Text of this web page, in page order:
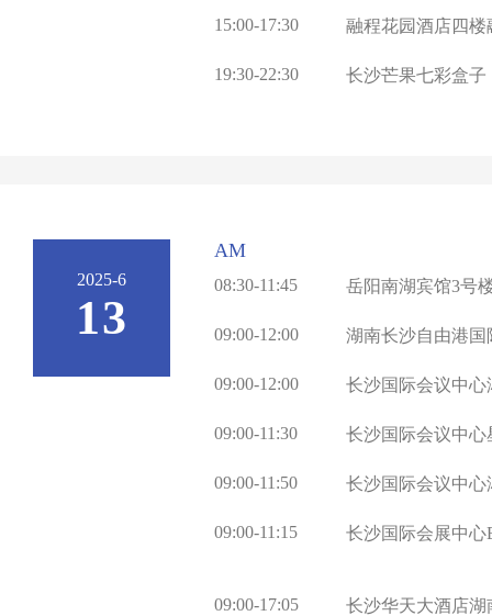
15:00-17:30 融程花园酒店四楼
19:30-22:30 长沙芒果七彩盒子
2025-6
13
AM
08:30-11:45 岳阳南湖宾馆3号
09:00-12:00 湖南长沙自由港国
09:00-12:00 长沙国际会议中心
09:00-11:30 长沙国际会议中心
09:00-11:50 长沙国际会议中心
09:00-11:15 长沙国际会展中心
09:00-17:05 长沙华天大酒店湖